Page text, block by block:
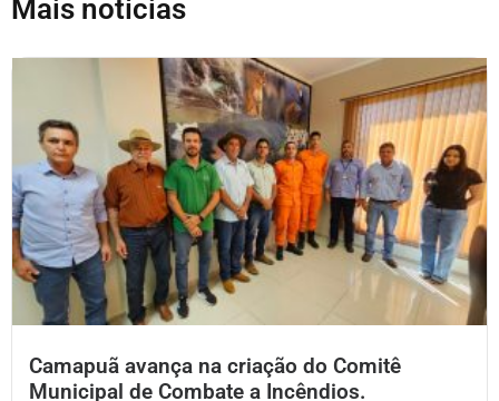
Mais notícias
Camapuã avança na criação do Comitê
Municipal de Combate a Incêndios.